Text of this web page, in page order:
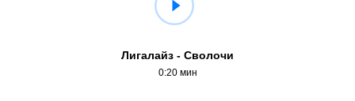
Лигалайз - Сволочи
0:20 мин